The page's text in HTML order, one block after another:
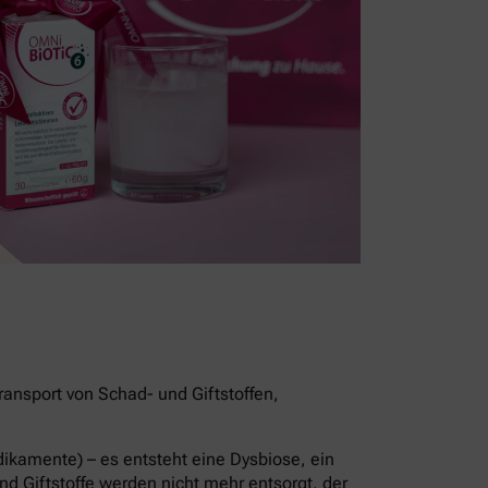
von Schad- und Giftstoffen,
– es entsteht eine Dysbiose, ein
Giftstoffe werden nicht mehr entsorgt, der